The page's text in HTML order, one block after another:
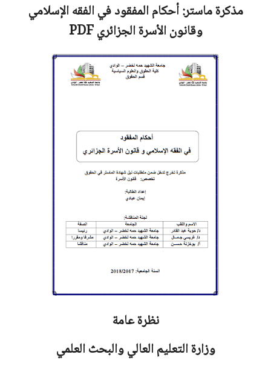
مذكرة ماستر:أحكام المفقود في الفقه الإسلامي
وقانون الأسرة الجزائريPDF
نظرة عامة
وزارة التعليم العالي والبحث العلمي